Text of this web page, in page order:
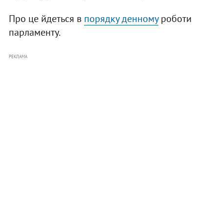
Про це йдеться в порядку денномуроботи
парламенту.
РЕКЛАМА